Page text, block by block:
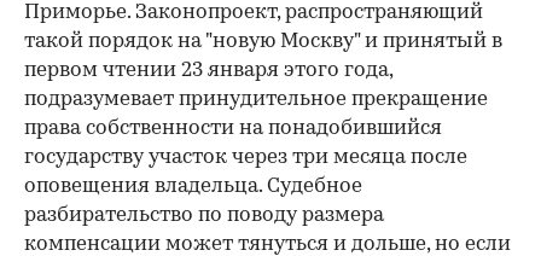
Приморье. Законопроект, распространяющий
такой порядок на "новую Москву" и принятый в
первом чтении 23 января этого года,
подразумевает принудительное прекращение
права собственности на понадобившийся
государству участок через три месяца после
оповещения владельца. Судебное
разбирательство по поводу размера
компенсации может тянуться и дольше, но если